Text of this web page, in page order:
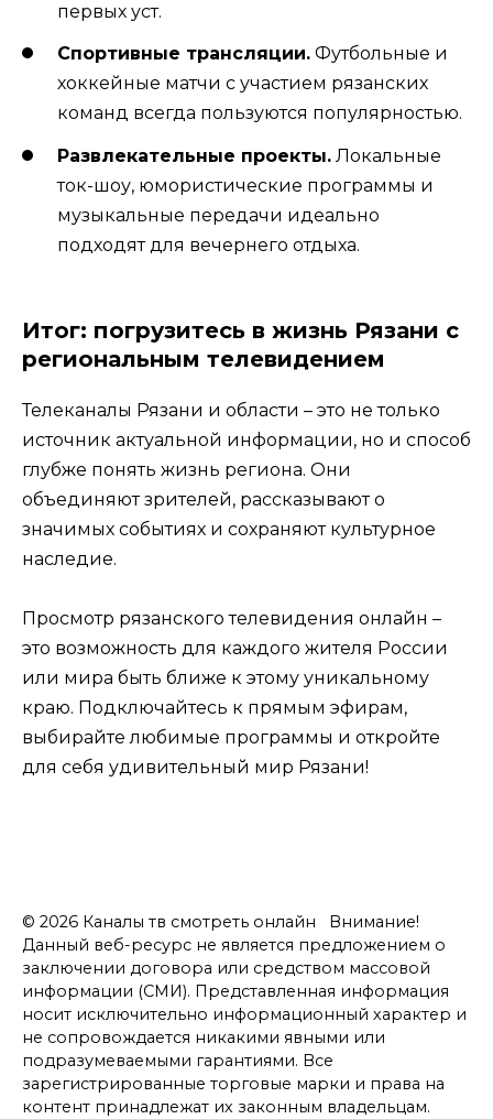
первых уст.
Спортивные трансляции. Футбольные и
хоккейные матчи с участием рязанских
команд всегда пользуются популярностью.
Развлекательные проекты. Локальные
ток-шоу, юмористические программы и
музыкальные передачи идеально
подходят для вечернего отдыха.
Итог: погрузитесь в жизнь Рязани с
региональным телевидением
Телеканалы Рязани и области – это не только
источник актуальной информации, но и способ
глубже понять жизнь региона. Они
объединяют зрителей, рассказывают о
значимых событиях и сохраняют культурное
наследие.
Просмотр рязанского телевидения онлайн –
это возможность для каждого жителя России
или мира быть ближе к этому уникальному
краю. Подключайтесь к прямым эфирам,
выбирайте любимые программы и откройте
для себя удивительный мир Рязани!
© 2026 Каналы тв смотреть онлайн Внимание!
Данный веб-ресурс не является предложением о
заключении договора или средством массовой
информации (СМИ). Представленная информация
носит исключительно информационный характер и
не сопровождается никакими явными или
подразумеваемыми гарантиями. Все
зарегистрированные торговые марки и права на
контент принадлежат их законным владельцам.